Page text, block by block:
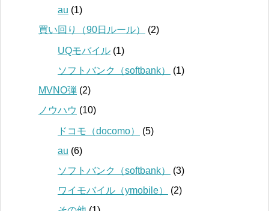
au (1)
買い回り（90日ルール）
(2)
UQモバイル (1)
ソフトバンク（softbank）
(1)
MVNO弾 (2)
ノウハウ (10)
ドコモ（docomo）
(5)
au (6)
ソフトバンク（softbank）
(3)
ワイモバイル（ymobile）
(2)